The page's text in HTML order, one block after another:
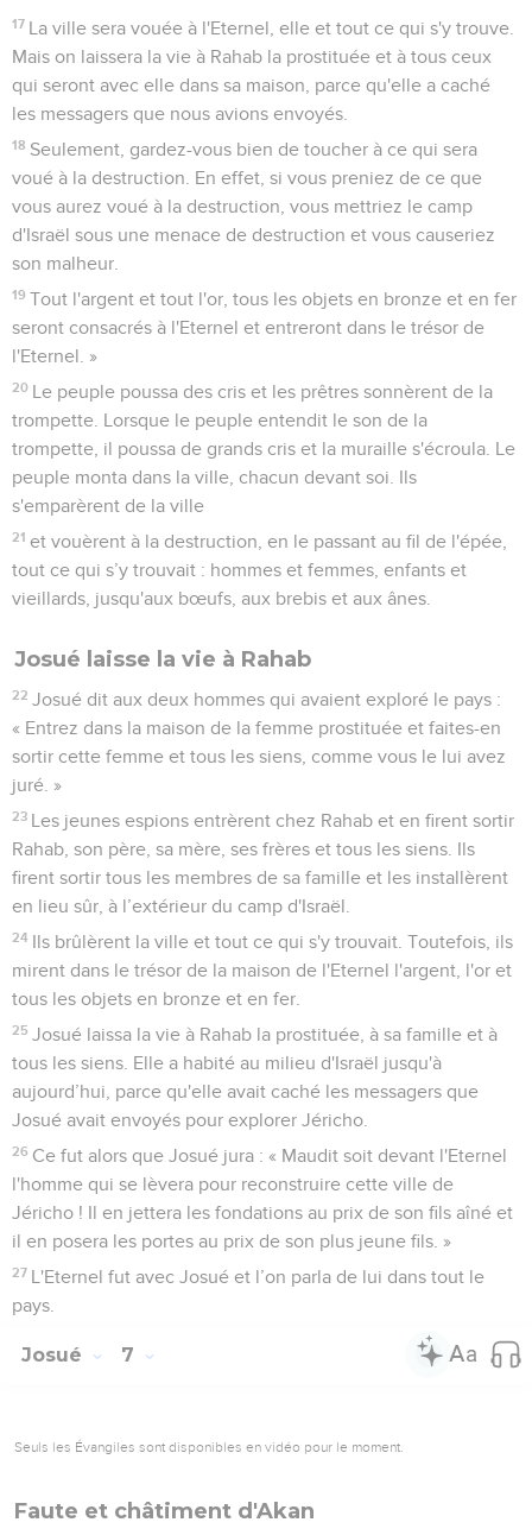
17 La ville sera vouée à l'Eternel, elle et tout ce qui s'y trouve.
Mais on laissera la vie à Rahab la prostituée et à tous ceux
qui seront avec elle dans sa maison, parce qu'elle a caché
les messagers que nous avions envoyés.
18 Seulement, gardez-vous bien de toucher à ce qui sera
voué à la destruction. En effet, si vous preniez de ce que
vous aurez voué à la destruction, vous mettriez le camp
d'Israël sous une menace de destruction et vous causeriez
son malheur.
19 Tout l'argent et tout l'or, tous les objets en bronze et en fer
seront consacrés à l'Eternel et entreront dans le trésor de
l'Eternel. »
20 Le peuple poussa des cris et les prêtres sonnèrent de la
trompette. Lorsque le peuple entendit le son de la
trompette, il poussa de grands cris et la muraille s'écroula. Le
peuple monta dans la ville, chacun devant soi. Ils
s'emparèrent de la ville
21 et vouèrent à la destruction, en le passant au fil de l'épée,
tout ce qui s’y trouvait : hommes et femmes, enfants et
vieillards, jusqu'aux bœufs, aux brebis et aux ânes.
Josué laisse la vie à Rahab
22 Josué dit aux deux hommes qui avaient exploré le pays :
« Entrez dans la maison de la femme prostituée et faites-en
sortir cette femme et tous les siens, comme vous le lui avez
juré. »
23 Les jeunes espions entrèrent chez Rahab et en firent sortir
Rahab, son père, sa mère, ses frères et tous les siens. Ils
firent sortir tous les membres de sa famille et les installèrent
en lieu sûr, à l’extérieur du camp d'Israël.
24 Ils brûlèrent la ville et tout ce qui s'y trouvait. Toutefois, ils
mirent dans le trésor de la maison de l'Eternel l'argent, l'or et
tous les objets en bronze et en fer.
25 Josué laissa la vie à Rahab la prostituée, à sa famille et à
tous les siens. Elle a habité au milieu d'Israël jusqu'à
aujourd’hui, parce qu'elle avait caché les messagers que
Josué avait envoyés pour explorer Jéricho.
26 Ce fut alors que Josué jura : « Maudit soit devant l'Eternel
l'homme qui se lèvera pour reconstruire cette ville de
Jéricho ! Il en jettera les fondations au prix de son fils aîné et
il en posera les portes au prix de son plus jeune fils. »
27 L'Eternel fut avec Josué et l’on parla de lui dans tout le
pays.
Josué 7
Seuls les Évangiles sont disponibles en vidéo pour le moment.
Faute et châtiment d'Akan